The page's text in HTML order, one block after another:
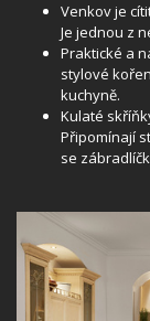
Venkov je
Je jednou z
Praktické a
stylové
kuchyně.
Kulaté
Připomínají
se